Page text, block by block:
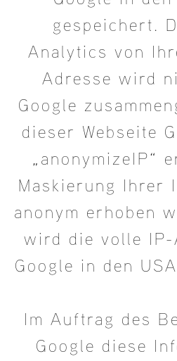
gespeichert.
Analytics von
Adresse wird
Google
dieser Webseite
„anonymizeIP“
Maskierung Ihrer
anonym erhoben
wird die volle IP-
Google in den
Im Auftrag des
Google diese